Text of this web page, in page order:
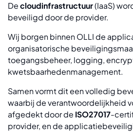
Decloudinfrastructuur(IaaS)
beveiligd door de provider.
Wij borgen binnen OLLI de
organisatorische
toegangsbeheer, logging,
kwetsbaarhedenmanagement.
Samen vormt dit een volledig
waarbij de verantwoordelijkheid
afgedekt door de ISO27017-
provider, en de